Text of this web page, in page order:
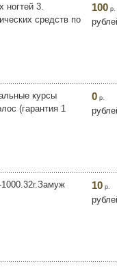
3.
средств по
100 р.
курсы
(гарантия 1
0 р.
10 р.